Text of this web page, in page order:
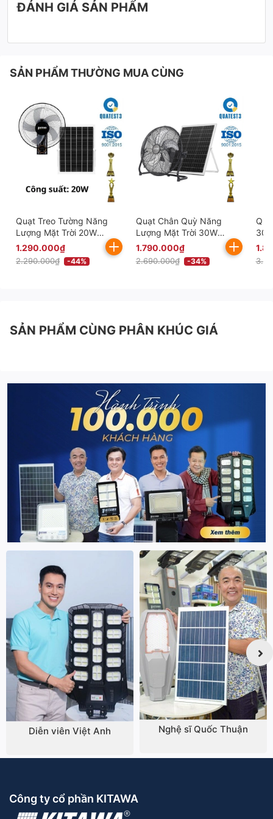
ĐÁNH GIÁ SẢN PHẨM
SẢN PHẨM THƯỜNG MUA CÙNG
Quạt Treo Tường Năng
Lượng Mặt Trời 20W
KITAWA Thông Minh -
KQ15.20
1.290.000₫
2.290.000₫ -44%
Quạt Chân Quỳ Năng
Lượng Mặt Trời 30W
Thông Minh KITAWA -
KQ14.30
1.790.000₫
2.690.000₫ -34%
SẢN PHẨM CÙNG PHÂN KHÚC GIÁ
Diễn viên Việt Anh Nghệ sĩ Quốc Thuận
Công ty cổ phần KITAWA